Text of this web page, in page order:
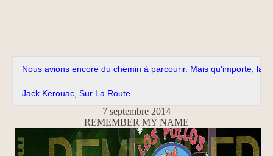
Nous avions encore du chemin à parcourir. Mais qu'importe, la
Jack Kerouac, Sur La Route
7 septembre 2014
REMEMBER MY NAME